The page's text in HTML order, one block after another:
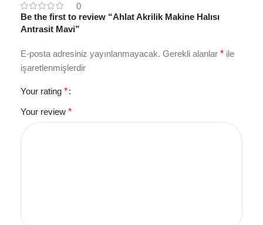
0
Be the first to review “Ahlat Akrilik Makine Halısı
Antrasit Mavi”
E-posta adresiniz yayınlanmayacak. Gerekli alanlar * ile
işaretlenmişlerdir
Your rating *
Your review *